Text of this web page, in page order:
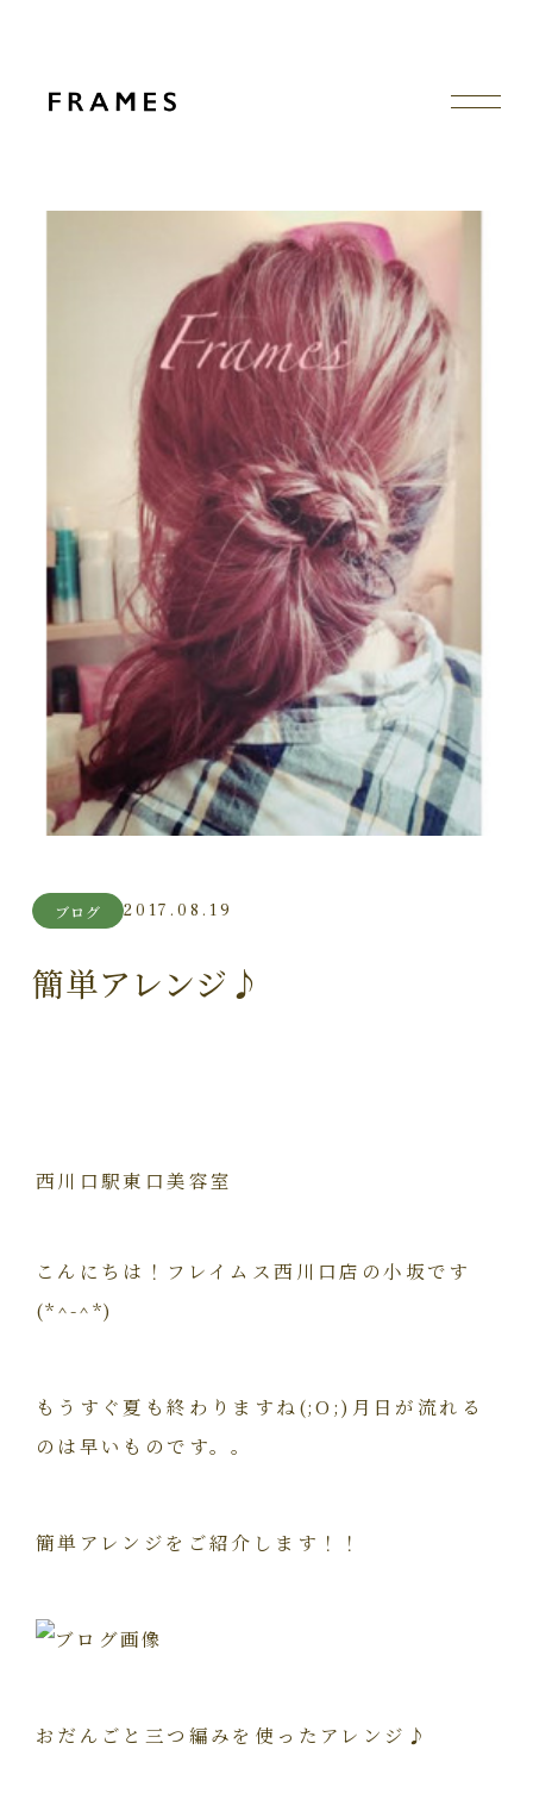
ブログ 2017.08.19
簡単アレンジ♪
西川口駅東口美容室
こんにちは！フレイムス西川口店の小坂です
(*^-^*)
もうすぐ夏も終わりますね(;O;)月日が流れる
のは早いものです。。
簡単アレンジをご紹介します！！
おだんごと三つ編みを使ったアレンジ♪